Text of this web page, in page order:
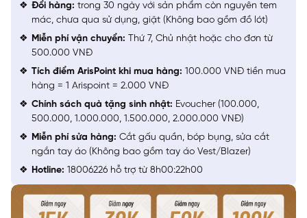
Đổi hàng: trong 30 ngày với sản phẩm còn nguyên tem
mác, chưa qua sử dụng, giặt (Không bao gồm đồ lót)
Miễn phí vận chuyển: Thứ 7, Chủ nhật hoặc cho đơn từ
500.000 VNĐ
Tích điểm ArisPoint khi mua hàng: 100.000 VNĐ tiền mua
hàng = 1 Arispoint = 2.000 VNĐ
Chính sách quà tặng sinh nhật: Evoucher (100.000,
500.000, 1.000.000, 1.500.000, 2.000.000 VNĐ)
Miễn phí sửa hàng: Cắt gấu quần, bóp bụng, sửa cắt
ngắn tay áo (Không bao gồm tay áo Vest/Blazer)
Hotline: 18006226 hỗ trợ từ 8h00:22h00